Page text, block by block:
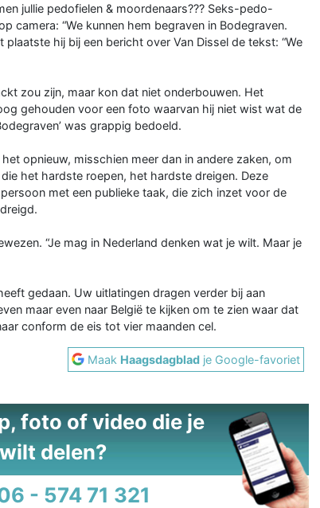
jullie pedofielen & moordenaars??? Seks-pedo-
camera: “We kunnen hem begraven in Bodegraven.
hij bij een bericht over Van Dissel de tekst: “We
zou zijn, maar kon dat niet onderbouwen. Het
gehouden voor een foto waarvan hij niet wist wat de
was grappig bedoeld.
opnieuw, misschien meer dan in andere zaken, om
het hardste roepen, het hardste dreigen. Deze
met een publieke taak, die zich inzet voor de
“Je mag in Nederland denken wat je wilt. Maar je
gedaan. Uw uitlatingen dragen verder bij aan
maar even naar België te kijken om te zien waar dat
conform de eis tot vier maanden cel.
Maak Haagsdagblad je Google-favoriet
foto of video die je
delen?
- 574 71 321